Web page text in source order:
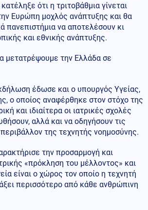
ότι η τριτοβάθμια γίνεται
Ευρώπη μοχλός ανάπτυξης και θα
πανεπιστήμια να αποτελέσουν κι
και εθνικής ανάπτυξης.
μετατρέψουμε την Ελλάδα σε
έδωσε και ο υπουργός Υγείας,
ο οποίος αναφέρθηκε στον στόχο της
και ιδιαίτερα οι ιατρικές σχολές
αλλά και να οδηγήσουν τις
της τεχνητής νοημοσύνης.
την προσαρμογή και
«πρόκληση του μέλλοντος» και
είναι ο χώρος τον οποίο η τεχνητή
περισσότερο από κάθε ανθρώπινη